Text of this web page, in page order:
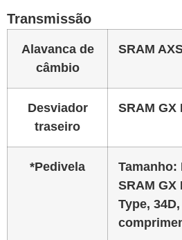
Transmissão
Alavanca de
câmbio
SRAM
Desviador
traseiro
SRAM GX
*Pedivela Tamanho:
SRAM GX
Type,